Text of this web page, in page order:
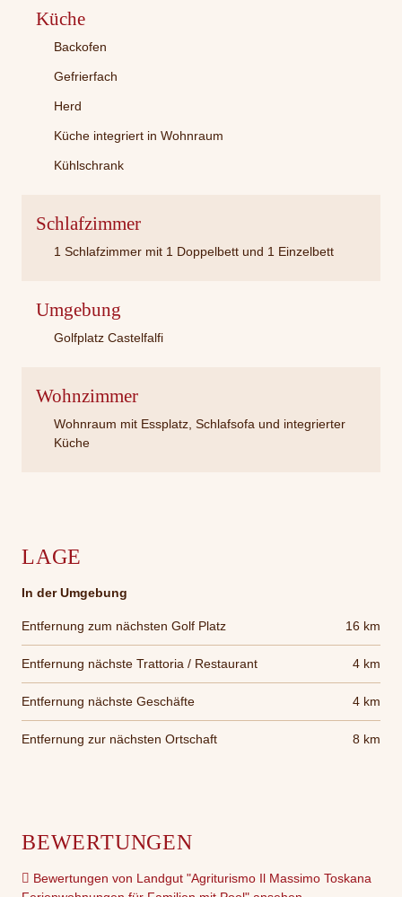
Küche
Backofen
Gefrierfach
Herd
Küche integriert in Wohnraum
Kühlschrank
Schlafzimmer
1 Schlafzimmer mit 1 Doppelbett und 1 Einzelbett
Umgebung
Golfplatz Castelfalfi
Wohnzimmer
Wohnraum mit Essplatz, Schlafsofa und integrierter
Küche
LAGE
In der Umgebung
Entfernung zum nächsten Golf Platz 16 km
Entfernung nächste Trattoria / Restaurant 4 km
Entfernung nächste Geschäfte 4 km
Entfernung zur nächsten Ortschaft 8 km
BEWERTUNGEN
Bewertungen von Landgut "Agriturismo Il Massimo Toskana